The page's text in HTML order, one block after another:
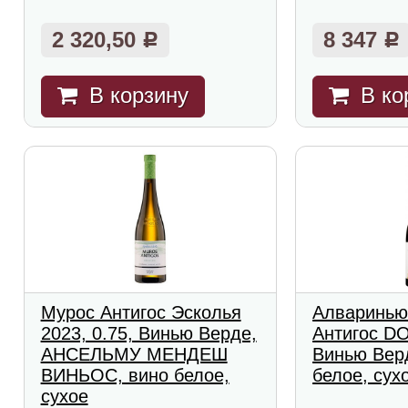
2 320,50 Р
В корзину
8 347 Р
В
Мурос Антигос Эсколья
2023, 0.75, Винью Верде,
АНСЕЛЬМУ МЕНДЕШ
ВИНЬОС, вино белое,
сухое
Антигос
Винью
белое,